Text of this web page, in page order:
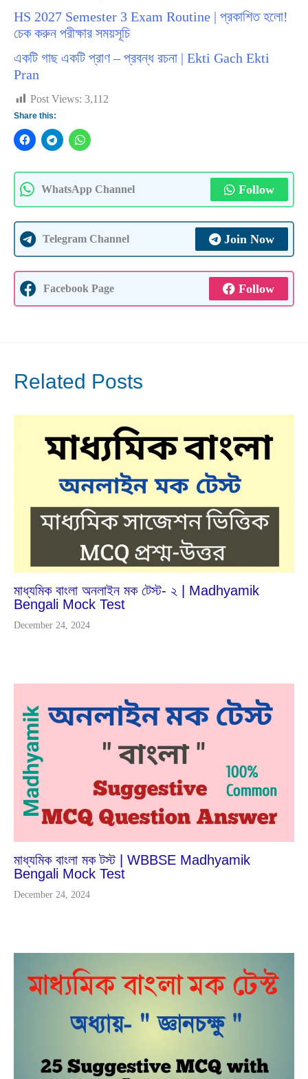
HS 2027 Semester 3 Exam Routine | প্রকাশিত হলো!
চেক করুন পরীক্ষার সময়সূচি
একটি গাছ একটি প্রাণ – প্রবন্ধ রচনা | Ekti Gach Ekti
Pran
Post Views: 3,112
Share this:
WhatsApp Channel Follow
Telegram Channel Join Now
Facebook Page Follow
Related Posts
2
মাধ্যমিক বাংলা অনলাইন মক টেস্ট- ২ | Madhyamik
Bengali Mock Test
December 24, 2024
17
2024
মাধ্যমিক বাংলা মক টস্ট | WBBSE Madhyamik
Bengali Mock Test
December 24, 2024
2